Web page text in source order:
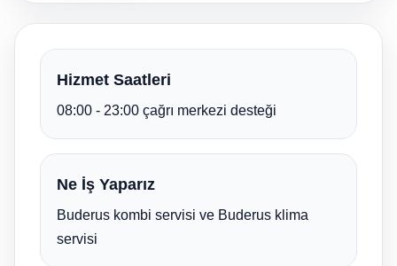
Hizmet Saatleri
08:00 - 23:00 çağrı merkezi desteği
Ne İş Yaparız
Buderus kombi servisi ve Buderus klima
servisi